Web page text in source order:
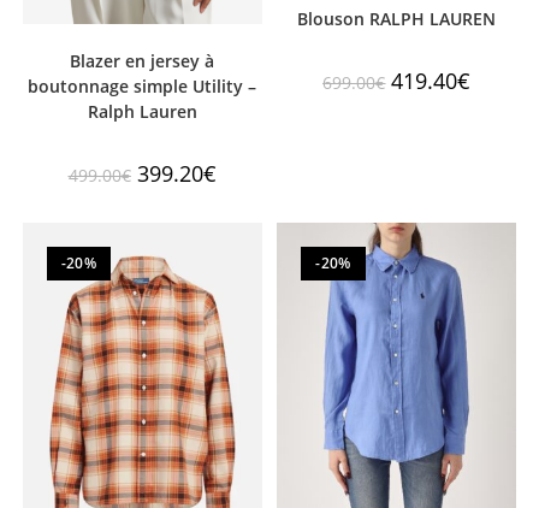
Blazer en jersey à
boutonnage simple Utility –
Ralph Lauren
499.00€ 399.20€
Blouson RALPH LAUREN
699.00€ 419.40€
-20% -20%